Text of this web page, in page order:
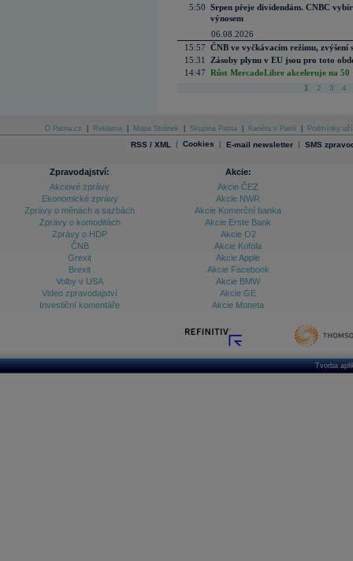
5:50 Srpen přeje dividendám. CNBC
výnosem
06.08.2026
15:57 ČNB ve vyčkávacím režimu, zvýšení
15:31
Zásoby plynu v EU jsou pro toto
14:47 Růst MercadoLibre akceleruje na
1 2 3 4
O Patria.cz Reklama Mapa Stránek Skupina Patria Kariéra v Patrii Podmínky
RSS / XML | Cookies | E-mail newsletter | SMS
Zpravodajství:
Akciové zprávy
Ekonomické zprávy
Zprávy o měnách a sazbách
Zprávy o komoditách
Zprávy o HDP
ČNB
Grexit
Brexit
Volby v USA
Video zpravodajství
Investiční komentáře
Akcie:
Akcie ČEZ
Akcie NWR
Akcie Komerční banka
Akcie Erste Bank
Akcie O2
Akcie Kofola
Akcie Apple
Akcie Facebook
Akcie BMW
Akcie GE
Akcie Moneta
Tvorba